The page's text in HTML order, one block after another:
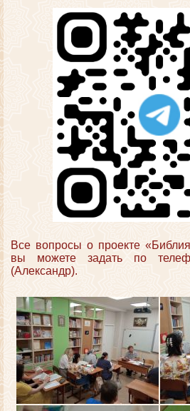
Все вопросы о проекте
вы можете задать по
(Александр).